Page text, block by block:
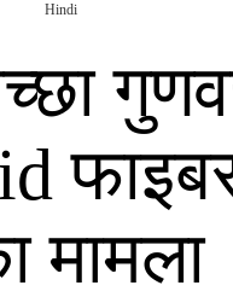
Hindi
मामला